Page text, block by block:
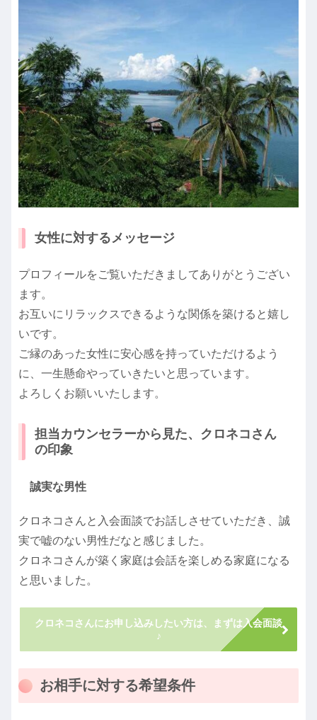
女性に対するメッセージ
プロフィールをご覧いただきましてありがとうござい
ます。
お互いにリラックスできるような関係を築けると嬉し
いです。
ご縁のあった女性に安心感を持っていただけるよう
に、一生懸命やっていきたいと思っています。
よろしくお願いいたします。
担当カウンセラーから見た、クロネコさん
の印象
誠実な男性
クロネコさんと入会面談でお話しさせていただき、誠
実で嘘のない男性だなと感じました。
クロネコさんが築く家庭は会話を楽しめる家庭になる
と思いました。
クロネコさんにお申し込みしたい方は、まずは入会面談
♪
お相手に対する希望条件